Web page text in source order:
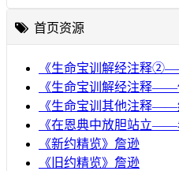
首页资源
《生命宝训解经注释
《生命宝训解经注释——
《生命宝训其他注释——
《在恩典中放胆站立——
《新约精览》詹逊
《旧约精览》詹逊